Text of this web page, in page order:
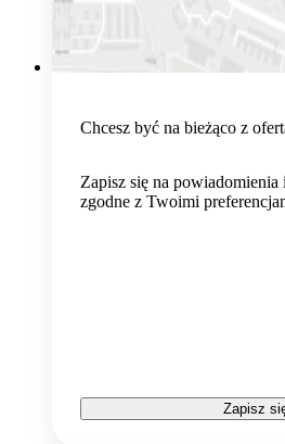
Chcesz być na bieżąco z
Zapisz się na
zgodne z Twoimi
Zapisz